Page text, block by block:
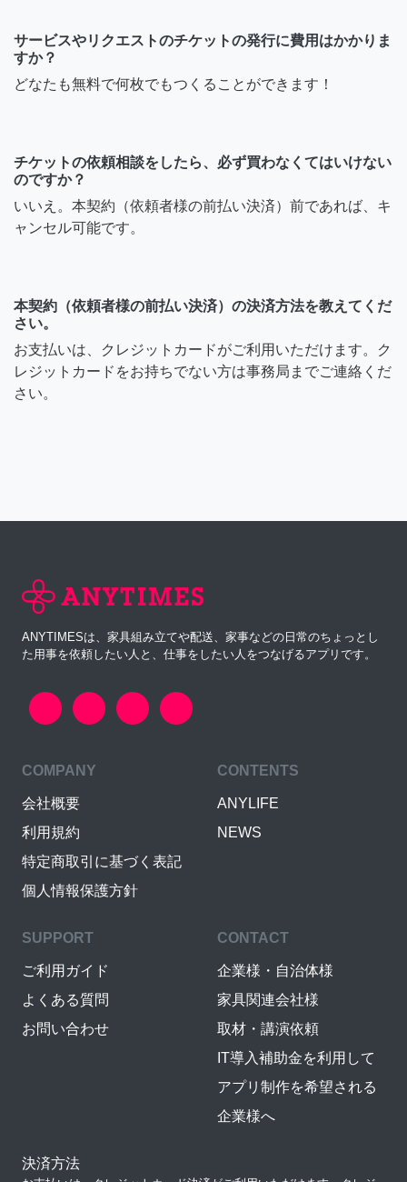
サービスやリクエストのチケットの発行に費用はかかりま
すか？
どなたも無料で何枚でもつくることができます！
チケットの依頼相談をしたら、必ず買わなくてはいけない
のですか？
いいえ。本契約（依頼者様の前払い決済）前であれば、キ
ャンセル可能です。
本契約（依頼者様の前払い決済）の決済方法を教えてくだ
さい。
お支払いは、クレジットカードがご利用いただけます。ク
レジットカードをお持ちでない方は事務局までご連絡くだ
さい。
ANYTIMESは、家具組み立てや配送、家事などの日常のちょっとし
た用事を依頼したい人と、仕事をしたい人をつなげるアプリです。
COMPANY
会社概要
利用規約
特定商取引に基づく表記
個人情報保護方針
CONTENTS
ANYLIFE
NEWS
SUPPORT
ご利用ガイド
よくある質問
お問い合わせ
CONTACT
企業様・自治体様
家具関連会社様
取材・講演依頼
IT導入補助金を利用して
アプリ制作を希望される
企業様へ
決済方法